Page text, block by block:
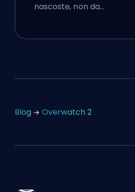
nascoste, non da…
Blog Overwatch 2